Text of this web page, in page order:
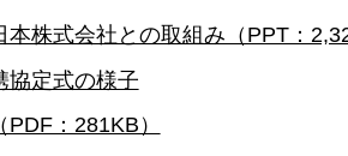
本株式会社との取組み（PPT：
協定式の様子
：281KB）